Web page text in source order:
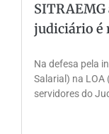
SITRAEMG
judiciário é
Na defesa pela
Salarial) na LOA
servidores do